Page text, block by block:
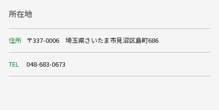
所在地
住所 〒337-0006 埼玉県さいたま市見沼区島町686
TEL 048-683-0673